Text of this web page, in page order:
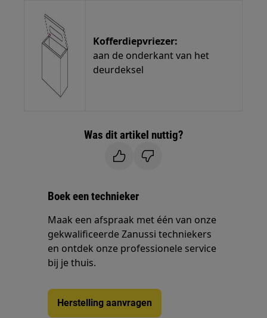
Kofferdiepvriezer:
aan de onderkant van het
deurdeksel
Was dit artikel nuttig?
Boek een technieker
Maak een afspraak met één van onze
gekwalificeerde Zanussi techniekers
en ontdek onze professionele service
bij je thuis.
Herstelling aanvragen